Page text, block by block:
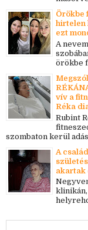
Örökbe
hirtelen
ezt
A
örökbe
vív a
Réka
Rubint
szombaton kerül
A
akartak